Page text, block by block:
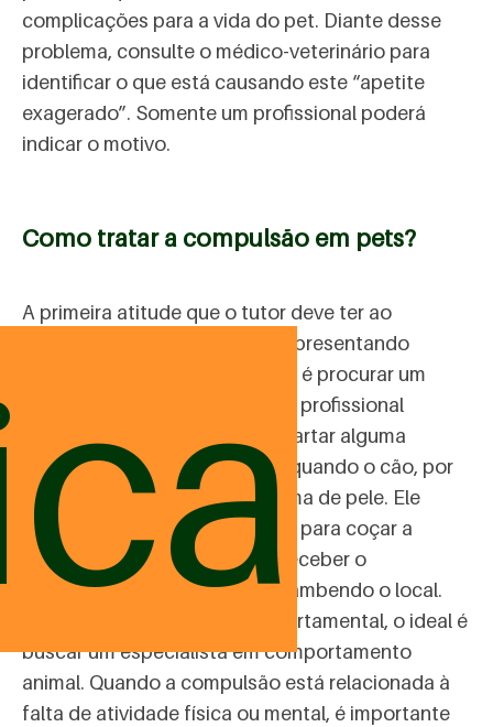
complicações para a vida do pet. Diante desse
problema, consulte o médico-veterinário para
identificar o que está causando este “apetite
exagerado”. Somente um profissional poderá
indicar o motivo.
Como tratar a compulsão em pets?
A primeira atitude que o tutor deve ter ao
desconfiar de que o pet está apresentando
comportamentos compulsivos é procurar um
médico veterinário. Somente o profissional
poderá avaliar o animal e descartar alguma
doença clínica. Isso é comum quando o cão, por
exemplo, está com um problema de pele. Ele
lambe as patas repetidamente para coçar a
região. Assim, enquanto não receber o
tratamento adequado, ficará lambendo o local.
Agora, se o problema é comportamental, o ideal é
buscar um especialista em comportamento
animal. Quando a compulsão está relacionada à
falta de atividade física ou mental, é importante